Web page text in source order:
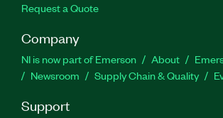
Request a Quote
Company
NI is now part of Emerson About
Newsroom
Supply Chain & Quality
Support